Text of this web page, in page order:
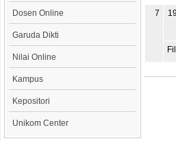
Dosen Online
Garuda Dikti
Nilai Online
Kampus
Kepositori
Unikom Center
7